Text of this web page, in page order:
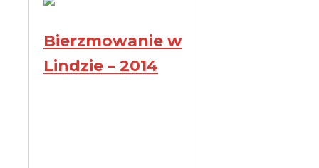
Bierzmowanie w
Lindzie – 2014